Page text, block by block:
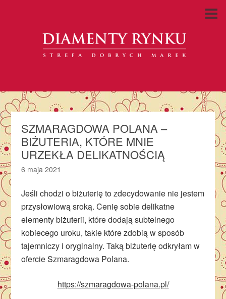
SZMARAGDOWA POLANA –
BIŻUTERIA, KTÓRE MNIE
URZEKŁA DELIKATNOŚCIĄ
6 maja 2021
Jeśli chodzi o biżuterię to zdecydowanie nie jestem
przysłowiową sroką. Cenię sobie delikatne
elementy biżuterii, które dodają subtelnego
kobiecego uroku, takie które zdobią w sposób
tajemniczy i oryginalny. Taką biżuterię odkryłam w
ofercie Szmaragdowa Polana.
https://szmaragdowa-polana.pl/